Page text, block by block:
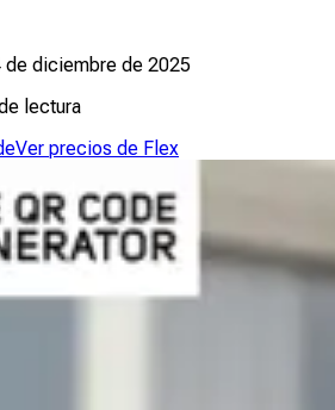
de diciembre de 2025
lectura
Ver precios de Flex